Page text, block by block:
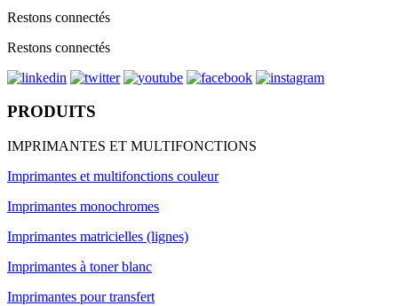
Restons connectés
Restons connectés
PRODUITS
IMPRIMANTES ET MULTIFONCTIONS
Imprimantes et multifonctions couleur
Imprimantes monochromes
Imprimantes matricielles (lignes)
Imprimantes à toner blanc
Imprimantes pour transfert